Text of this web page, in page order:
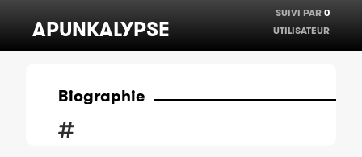
APUNKALYPSE
SUIVI PAR 0
UTILISATEUR
Biographie